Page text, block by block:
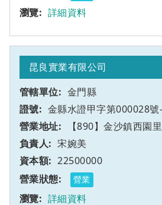
詳細資料
昆良實業有限公司
金門縣
金縣水證甲字第000028號
【890】金沙鎮西園
宋婉美
22500000
營業
詳細資料